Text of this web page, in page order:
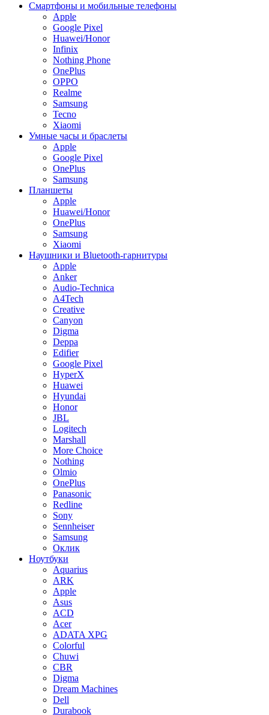
Смартфоны и мобильные телефоны
Apple
Google Pixel
Huawei/Honor
Infinix
Nothing Phone
OnePlus
OPPO
Realme
Samsung
Tecno
Xiaomi
Умные часы и браслеты
Apple
Google Pixel
OnePlus
Samsung
Планшеты
Apple
Huawei/Honor
OnePlus
Samsung
Xiaomi
Наушники и Bluetooth-гарнитуры
Apple
Anker
Audio-Technica
A4Tech
Creative
Canyon
Digma
Deppa
Edifier
Google Pixel
HyperX
Huawei
Hyundai
Honor
JBL
Logitech
Marshall
More Choice
Nothing
Olmio
OnePlus
Panasonic
Redline
Sony
Sennheiser
Samsung
Оклик
Ноутбуки
Aquarius
ARK
Apple
Asus
ACD
Acer
ADATA XPG
Colorful
Chuwi
CBR
Digma
Dream Machines
Dell
Durabook